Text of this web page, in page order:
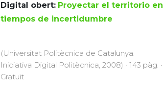
Digital obert: Proyectar el territorio en
tiempos de incertidumbre
(Universitat Politècnica de Catalunya.
Iniciativa Digital Politècnica, 2008) · 143 pàg. ·
Gratuït